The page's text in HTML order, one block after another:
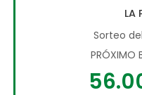
LA
Sorteo
PRÓXIMO